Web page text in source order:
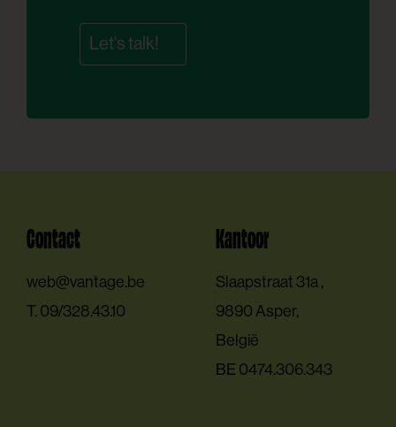
Let's talk!
Contact
E.
web@vantage.be
T. 09/328.43.10
Kantoor
Slaapstraat 31a ,
9890 Asper,
België
BE 0474.306.343